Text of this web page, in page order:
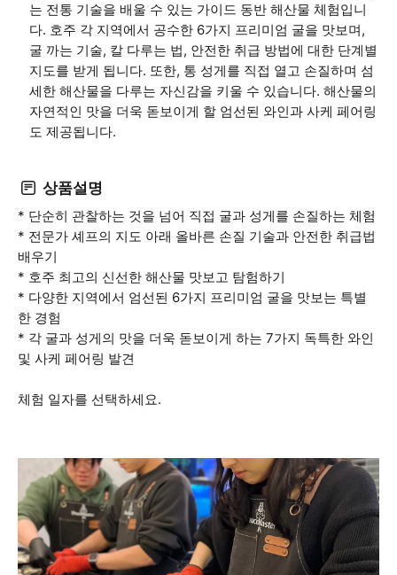
는 전통 기술을 배울 수 있는 가이드 동반 해산물 체험입니
다. 호주 각 지역에서 공수한 6가지 프리미엄 굴을 맛보며,
굴 까는 기술, 칼 다루는 법, 안전한 취급 방법에 대한 단계별
지도를 받게 됩니다. 또한, 통 성게를 직접 열고 손질하며 섬
세한 해산물을 다루는 자신감을 키울 수 있습니다. 해산물의
자연적인 맛을 더욱 돋보이게 할 엄선된 와인과 사케 페어링
도 제공됩니다.
상품설명
* 단순히 관찰하는 것을 넘어 직접 굴과 성게를 손질하는 체험
* 전문가 셰프의 지도 아래 올바른 손질 기술과 안전한 취급법
배우기
* 호주 최고의 신선한 해산물 맛보고 탐험하기
* 다양한 지역에서 엄선된 6가지 프리미엄 굴을 맛보는 특별
한 경험
* 각 굴과 성게의 맛을 더욱 돋보이게 하는 7가지 독특한 와인
및 사케 페어링 발견
체험 일자를 선택하세요.